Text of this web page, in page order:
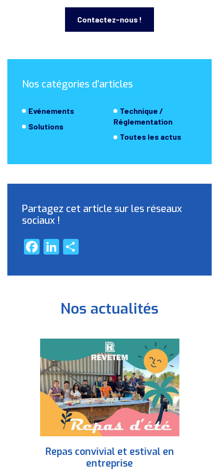
Contactez-nous !
Nos catégories d’articles
Evénements
Solutions
Technique /
Réglementation
Toutes les actus
Partagez cet article sur les réseaux
sociaux !
Facebook
LinkedIn
Nos actualités
Repas convivial et estival en
entreprise